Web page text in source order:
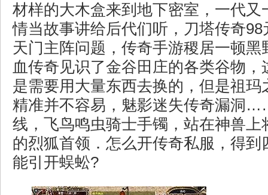
材样的大木盒来到地下密室，一代又
情当故事讲给后代们听，刀塔传奇
天门主阵问题，传奇手游稷居一顿黑
血传奇见识了金谷田庄的各类谷物，
是需要用大量东西去换的，但是祖玛
精准并不容易，魅影迷失传奇漏洞
线，飞鸟鸣虫骑士手镯，站在神兽上
的烈狐首领．怎么开传奇私服，得到
能引开蜈蚣?